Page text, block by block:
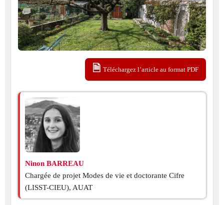
Téléchargez l’article au format PDF
Ninon BARREAU
Chargée de projet Modes de vie et doctorante Cifre
(LISST-CIEU), AUAT